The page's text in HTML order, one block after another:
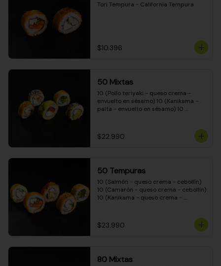
Tori Tempura - California Tempura
$10.396
50 Mixtas
10 (Pollo teriyaki - queso crema -
envuelto en sésamo) 10 (Kanikama -
palta - envuelto en sésamo) 10
cebollín - envuelto en masa tempura)
10 (Pimentón - queso crema - cebollín
$22.990
50 Tempuras
10 (Salmón - queso crema - cebollín)
10 (Camarón - queso crema - cebollín)
10 (Kanikama - queso crema -
crema - cebollín)
$23.990
80 Mixtas